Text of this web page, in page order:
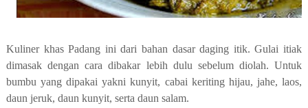
Kuliner khas Padang ini dari bahan dasar daging itik. Gulai itiak
dimasak dengan cara dibakar lebih dulu sebelum diolah. Untuk
bumbu yang dipakai yakni kunyit, cabai keriting hijau, jahe, laos,
daun jeruk, daun kunyit, serta daun salam.